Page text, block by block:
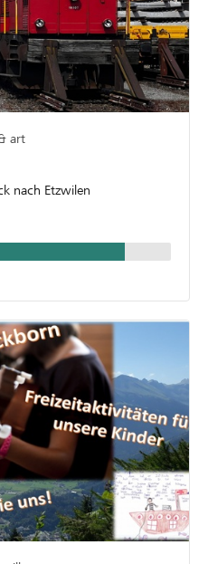
art
nach Etzwilen